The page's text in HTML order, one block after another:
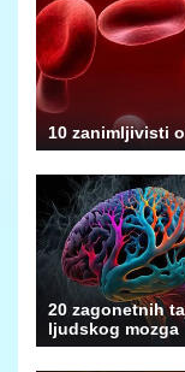
10 zanimljivisti
20 zagonetnih
ljudskog mozga